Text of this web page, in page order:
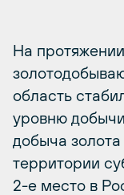
На
область
уровню
добыча
территории
2-е место в